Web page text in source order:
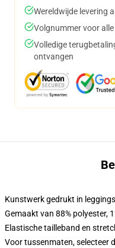
Wereldwijde levering
Volgnummer voor
Volledige
ontvangen
Kunstwerk gedrukt in leggings
Gemaakt van 88% polyester,
Elastische tailleband en
Voor tussenmaten, selecteer